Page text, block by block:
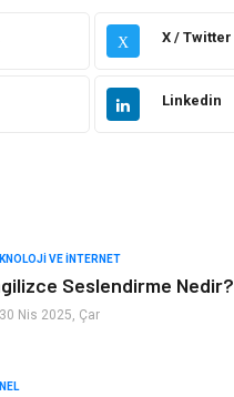
Hukuk
Gıda
Güzellik & Bakım
X X / Twitter
Linkedin
VE İNTERNET
Seslendirme Nedir?
Nis 2025, Çar